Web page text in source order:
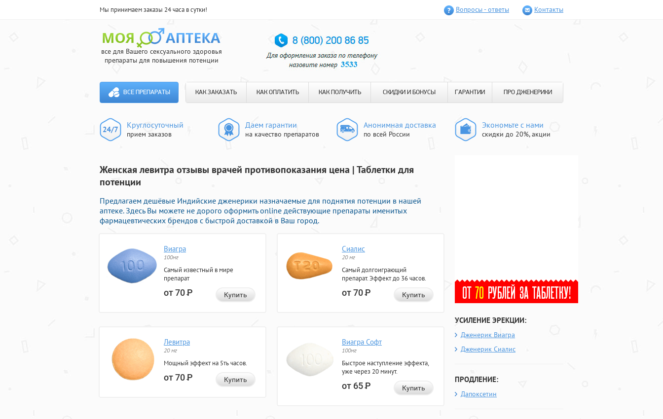
Мы принимаем заказы 24 часа в сутки! Вопросы - ответы Контакты
все для Вашего сексуального здоровья
препараты для повышения потенции
ВСЕ ПРЕПАРАТЫ КАК ЗАКАЗАТЬ КАК ОПЛАТИТЬ КАК ПОЛУЧИТЬ СКИДКИ И БОНУСЫ ГАРАНТИИ ПРО ДЖЕНЕРИКИ
Круглосуточный
прием заказов
Даем гарантии
на качество препаратов
Анонимная доставка
по всей России
Экономьте с нами
скидки до 20%, акции
Женская левитра отзывы врачей противопоказания цена | Таблетки для
потенции
Предлагаем дешёвые Индийские дженерики назначаемые для поднятия потенции в нашей
аптеке. Здесь Вы можете не дорого оформить online действующие препараты именитых
фармацевтических брендов с быстрой доставкой в Ваш город.
Виагра
100мг
Самый известный в мире
препарат
от 70Р Купить
Сиалис
20 мг
Самый долгоиграющий
препарат. Эффект до 36 часов.
от 70Р Купить
Левитра
20 мг
Мощный эффект на 5ть часов.
от 70Р Купить
Виагра Софт
100мг
Быстрое наступление эффекта,
уже через 20 минут.
от 65Р Купить
УСИЛЕНИЕ ЭРЕКЦИИ:
Дженерик Виагра
Дженерик Сиалис
ПРОДЛЕНИЕ:
Дапоксетин